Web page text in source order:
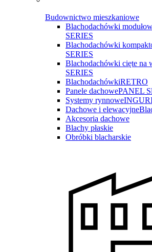
Budownictwo mieszkaniowe
Blachodachówki
SERIES
Blachodachówki
SERIES
Blachodachówki cięte na
SERIES
BlachodachówkiRETRO
Panele dachowePANEL
Systemy rynnowe
Dachowe i elewacyjne
Akcesoria dachowe
Blachy płaskie
Obróbki blacharskie